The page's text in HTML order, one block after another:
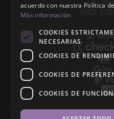
acuerdo con nuestra Política
Más información
COOKIES
NECESARIAS
COOKIES DE
COOKIES DE
COOKIES DE